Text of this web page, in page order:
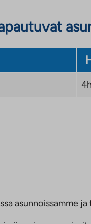
asunnoissamme